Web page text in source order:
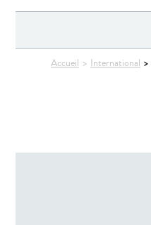
Vous
Accueil International